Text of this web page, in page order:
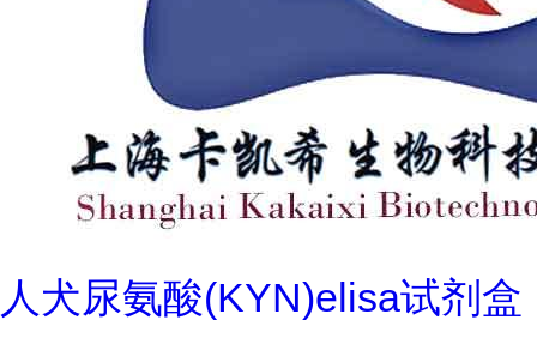
人犬尿氨酸(KYN)elisa试剂盒